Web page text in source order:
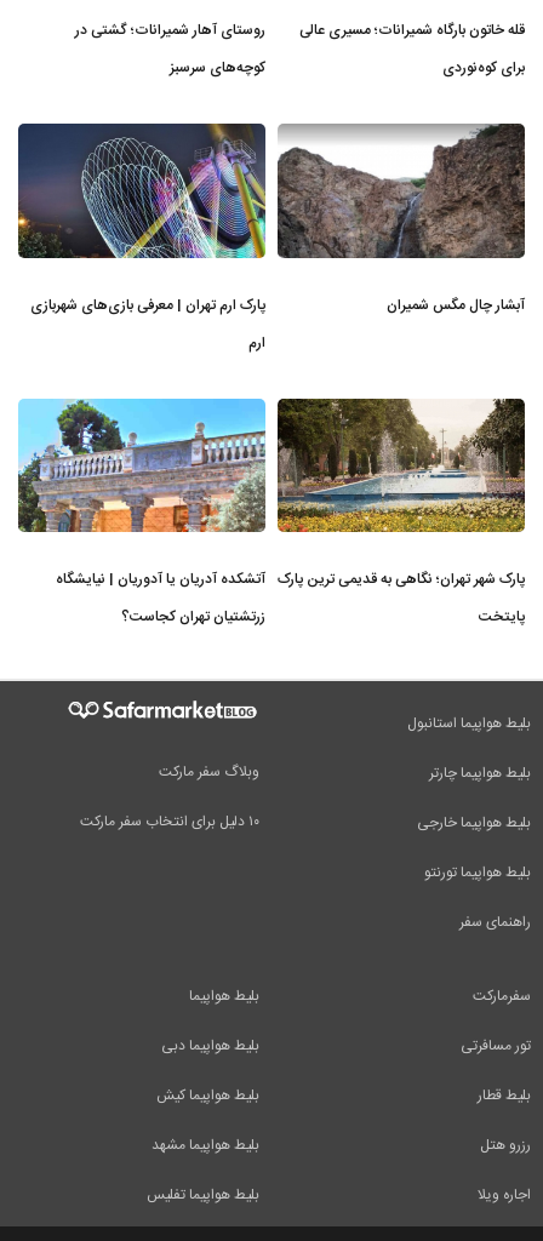
قله خاتون بارگاه شمیرانات؛ مسیری عالی
برای کوه‌نوردی
روستای آهار شمیرانات؛ گشتی در
کوچه‌های سرسبز
آبشار چال مگس شمیران
پارک ارم تهران | معرفی بازی‌های شهربازی
ارم
پارک شهر تهران؛ نگاهی به قدیمی ترین پارک
پایتخت
آتشکده آدریان یا آدوریان | نیایشگاه
زرتشتیان تهران کجاست؟
وبلاگ سفر مارکت
۱۰ دلیل برای انتخاب سفر مارکت
بلیط هواپیما استانبول
بلیط هواپیما چارتر
بلیط هواپیما خارجی
بلیط هواپیما تورنتو
راهنمای سفر
بلیط هواپیما
بلیط هواپیما دبی
بلیط هواپیما کیش
بلیط هواپیما مشهد
بلیط هواپیما تفلیس
سفرمارکت
تور مسافرتی
بلیط قطار
رزرو هتل
اجاره ویلا